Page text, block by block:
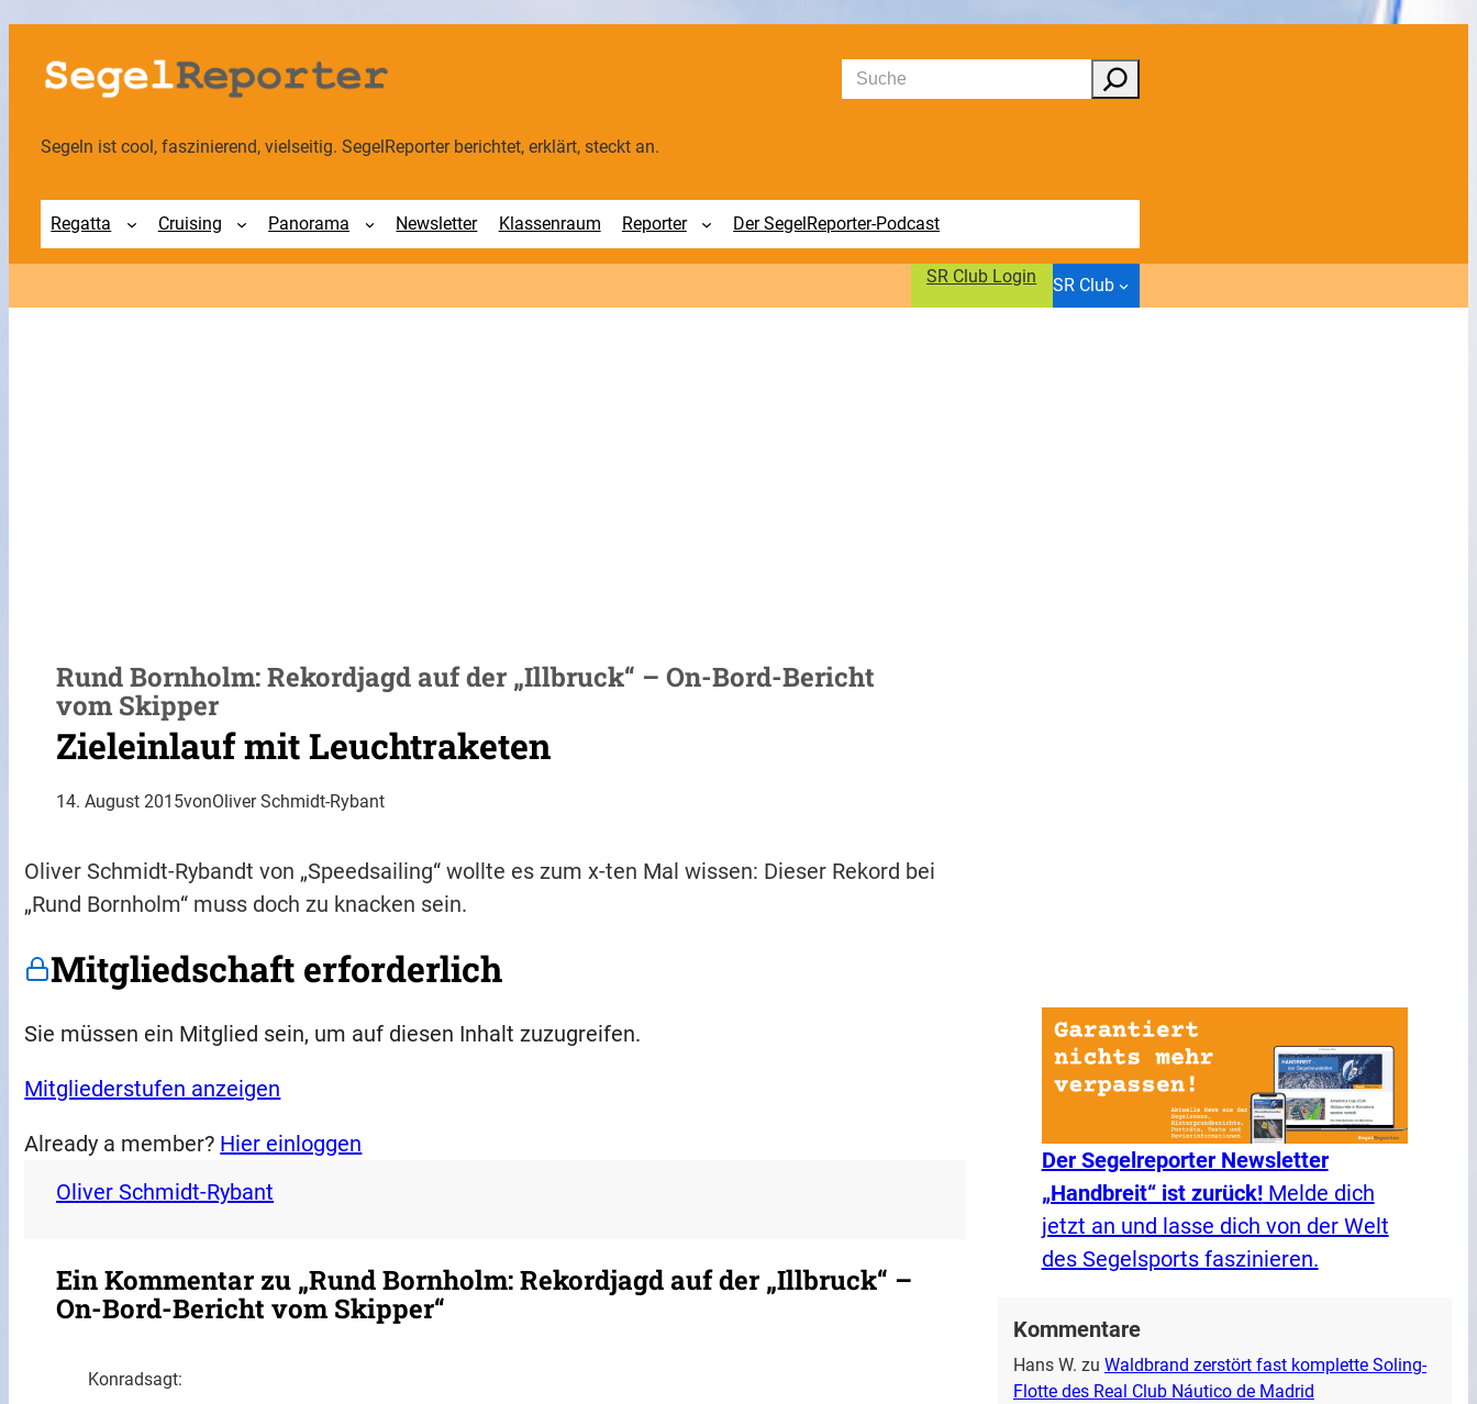
Zum
Inhalt
springen
Suchen
Segeln ist cool, faszinierend, vielseitig. SegelReporter berichtet, erklärt, steckt an.
Regatta Cruising Panorama Newsletter Klassenraum Reporter Der SegelReporter-Podcast
SR Club Login SR Club
Rund Bornholm: Rekordjagd auf der „Illbruck“ – On-Bord-Bericht
vom Skipper
Zieleinlauf mit Leuchtraketen
14. August 2015vonOliver Schmidt-Rybant
Oliver Schmidt-Rybandt von „Speedsailing“ wollte es zum x-ten Mal wissen: Dieser Rekord bei
„Rund Bornholm“ muss doch zu knacken sein.
Mitgliedschaft erforderlich
Sie müssen ein Mitglied sein, um auf diesen Inhalt zuzugreifen.
Mitgliederstufen anzeigen
Already a member? Hier einloggen
Oliver Schmidt-Rybant
Ein Kommentar zu „Rund Bornholm: Rekordjagd auf der „Illbruck“ –
On-Bord-Bericht vom Skipper“
Konradsagt:
Der Segelreporter Newsletter
„Handbreit“ ist zurück!Melde dich
jetzt an und lasse dich von der Welt
des Segelsports faszinieren.
Kommentare
Hans W. zu Waldbrand zerstört fast komplette Soling-
Flotte des Real Club Náutico de Madrid